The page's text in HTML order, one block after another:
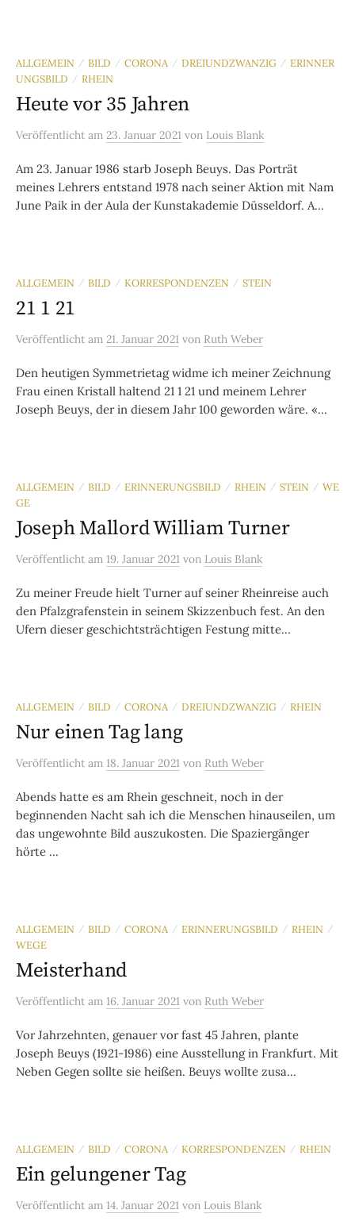
ALLGEMEIN / BILD / CORONA / DREIUNDZWANZIG / ERINNER
UNGSBILD
/ RHEIN
Heute vor 35 Jahren
Veröffentlicht am 23. Januar 2021 von Louis Blank
Am 23. Januar 1986 starb Joseph Beuys. Das Porträt
meines Lehrers entstand 1978 nach seiner Aktion mit Nam
June Paik in der Aula der Kunstakademie Düsseldorf. A...
ALLGEMEIN / BILD / KORRESPONDENZEN / STEIN
21 1 21
Veröffentlicht am 21. Januar 2021 von Ruth Weber
Den heutigen Symmetrietag widme ich meiner Zeichnung
Frau einen Kristall haltend 21 1 21 und meinem Lehrer
Joseph Beuys, der in diesem Jahr 100 geworden wäre. «...
ALLGEMEIN / BILD / ERINNERUNGSBILD / RHEIN / STEIN / WE
GE
Joseph Mallord William Turner
Veröffentlicht am 19. Januar 2021 von Louis Blank
Zu meiner Freude hielt Turner auf seiner Rheinreise auch
den Pfalzgrafenstein in seinem Skizzenbuch fest. An den
Ufern dieser geschichtsträchtigen Festung mitte...
ALLGEMEIN / BILD / CORONA / DREIUNDZWANZIG / RHEIN
Nur einen Tag lang
Veröffentlicht am 18. Januar 2021 von Ruth Weber
Abends hatte es am Rhein geschneit, noch in der
beginnenden Nacht sah ich die Menschen hinauseilen, um
das ungewohnte Bild auszukosten. Die Spaziergänger
hörte ...
ALLGEMEIN / BILD / CORONA / ERINNERUNGSBILD / RHEIN /
WEGE
Meisterhand
Veröffentlicht am 16. Januar 2021 von Ruth Weber
Vor Jahrzehnten, genauer vor fast 45 Jahren, plante
Joseph Beuys (1921-1986) eine Ausstellung in Frankfurt. Mit
Neben Gegen sollte sie heißen. Beuys wollte zusa...
ALLGEMEIN / BILD / CORONA / KORRESPONDENZEN / RHEIN
Ein gelungener Tag
Veröffentlicht am 14. Januar 2021 von Louis Blank